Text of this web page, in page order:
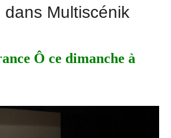
dans Multiscénik
Ô ce dimanche à